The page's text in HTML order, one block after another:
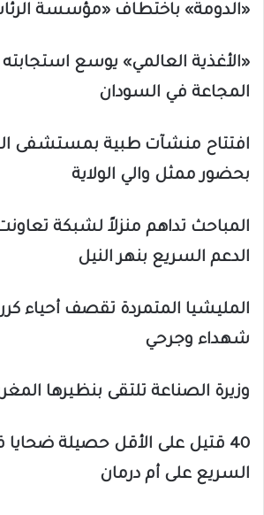
«الدومة» باختطاف «مؤسسة
«الأغذية العالمي» يوسع
المجاعة في السودان
افتتاح منشآت طبية بمستشفى
بحضور ممثل والي الولاية
المباحث تداهم منزلاً لشبكة
الدعم السريع بنهر النيل
المليشيا المتمردة تقصف أحياء
شهداء وجرحي
وزيرة الصناعة تلتقى بنظيرها
40 قتيل على الأقل حصيلة
السريع على أم درمان